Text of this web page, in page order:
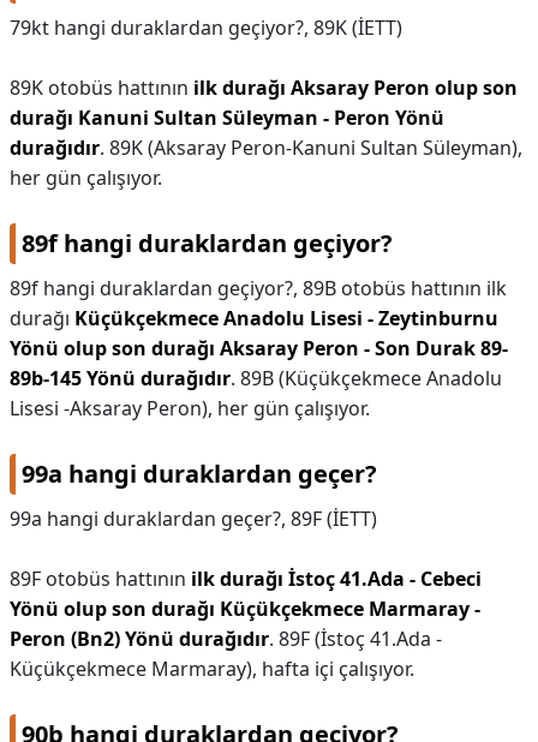
79kt hangi duraklardan geçiyor?, 89K (İETT)
89K otobüs hattının ilk durağı Aksaray Peron olup son
durağı Kanuni Sultan Süleyman - Peron Yönü
durağıdır. 89K (Aksaray Peron-Kanuni Sultan Süleyman),
her gün çalışıyor.
89f hangi duraklardan geçiyor?
89f hangi duraklardan geçiyor?, 89B otobüs hattının ilk
durağı Küçükçekmece Anadolu Lisesi - Zeytinburnu
Yönü olup son durağı Aksaray Peron - Son Durak 89-
89b-145 Yönü durağıdır. 89B (Küçükçekmece Anadolu
Lisesi -Aksaray Peron), her gün çalışıyor.
99a hangi duraklardan geçer?
99a hangi duraklardan geçer?, 89F (İETT)
89F otobüs hattının ilk durağı İstoç 41.Ada - Cebeci
Yönü olup son durağı Küçükçekmece Marmaray -
Peron (Bn2) Yönü durağıdır. 89F (İstoç 41.Ada -
Küçükçekmece Marmaray), hafta içi çalışıyor.
90b hangi duraklardan geçiyor?